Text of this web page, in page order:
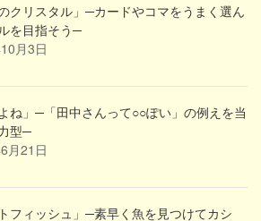
のクリスタル」─カードやコマをうまく選ん
を目指そう─
月3日
よね」─「田中さんって○○ぽい」の例えを当
型─
月21日
トフィッシュ」─素早く魚を見つけてカシ